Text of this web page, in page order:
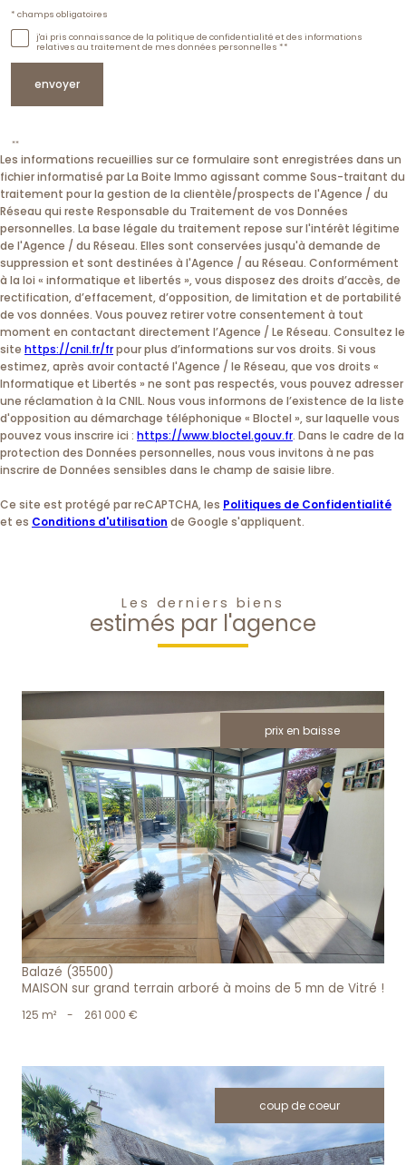
Validation
* champs obligatoires
j'ai pris connaissance de la politique de confidentialité et des informations
relatives au traitement de mes données personnelles **
envoyer
**
Les informations recueillies sur ce formulaire sont enregistrées dans un
fichier informatisé par La Boite Immo agissant comme Sous-traitant du
traitement pour la gestion de la clientèle/prospects de l'Agence / du
Réseau qui reste Responsable du Traitement de vos Données
personnelles. La base légale du traitement repose sur l'intérêt légitime
de l'Agence / du Réseau. Elles sont conservées jusqu'à demande de
suppression et sont destinées à l'Agence / au Réseau. Conformément
à la loi « informatique et libertés », vous disposez des droits d’accès, de
rectification, d’effacement, d’opposition, de limitation et de portabilité
de vos données. Vous pouvez retirer votre consentement à tout
moment en contactant directement l’Agence / Le Réseau. Consultez le
site https://cnil.fr/frpour plus d’informations sur vos droits. Si vous
estimez, après avoir contacté l'Agence / le Réseau, que vos droits «
Informatique et Libertés » ne sont pas respectés, vous pouvez adresser
une réclamation à la CNIL. Nous vous informons de l’existence de la liste
d'opposition au démarchage téléphonique « Bloctel », sur laquelle vous
pouvez vous inscrire ici : https://www.bloctel.gouv.fr. Dans le cadre de la
protection des Données personnelles, nous vous invitons à ne pas
inscrire de Données sensibles dans le champ de saisie libre.
Ce site est protégé par reCAPTCHA, les Politiques de Confidentialité
et es Conditions d'utilisation de Google s'appliquent.
Les derniers biens
estimés par l'agence
prix en baisse
voir le bien
Balazé (35500)
MAISON sur grand terrain arboré à moins de 5 mn de Vitré !
125 m² - 261 000 €
coup de coeur